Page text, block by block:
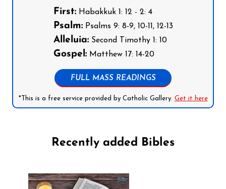
First:Habakkuk 1: 12 - 2: 4
Psalm:Psalms 9: 8-9, 10-11, 12-13
Alleluia:Second Timothy 1: 10
Gospel:Matthew 17: 14-20
FULL MASS READINGS
*This is a free service provided by Catholic Gallery. Get it here
Recently added Bibles